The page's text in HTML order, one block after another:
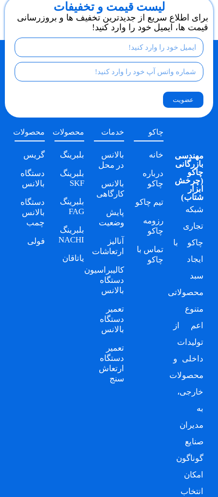
لیست قیمت و تخفیفات
برای اطلاع سریع از جدیدترین تخفیف ها و بروزرسانی
قیمت ها، ایمیل خود را وارد کنید!
عضویت
مهندسی
بازرگانی
چاکو
(چرخش
ابزار
شتاب)
شبکه
تجاری
چاکو با
ایجاد
سبد
محصولاتی
متنوع
اعم از
تولیدات
داخلی و
محصولات
خارجی،
به
مدیران
صنایع
گوناگون
امکان
انتخاب
چاکو
خانه
درباره
چاکو
تیم چاکو
رزومه
چاکو
تماس با
چاکو
خدمات
بالانس
در محل
بالانس
کارگاهی
پایش
وضعیت
آنالیز
ارتعاشات
کالیبراسیون
دستگاه
بالانس
تعمیر
دستگاه
بالانس
تعمیر
دستگاه
ارتعاش
سنج
محصولات
بلبرینگ
بلبرینگ
SKF
بلبرینگ
FAG
بلبرینگ
NACHI
یاتاقان
محصولات
گریس
دستگاه
بالانس
دستگاه
بالانس
چمب
فولی